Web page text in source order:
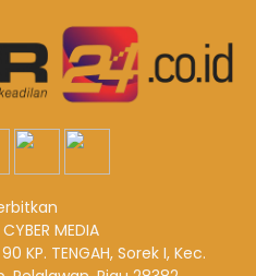
MEDIA
KP. TENGAH, Sorek I, Kec.